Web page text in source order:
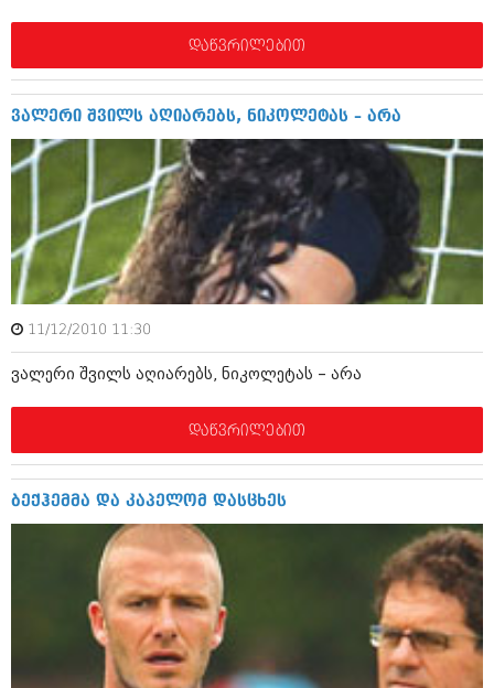
აგვისტო 2016 (258)
ივნისი 2016 (221)
მაისი 2016 (261)
აპრილი 2016 (215)
მარტი 2016 (200)
თებერვალი 2016 (250)
იანვარი 2016 (206)
დეკემბერი 2015 (207)
ნოემბერი 2015 (264)
ოქტომბერი 2015 (204)
სექტემბერი 2015 (215)
ივლისი 2015 (173)
მაისი 2015 (194)
აპრილი 2015 (208)
მარტი 2015 (365)
თებერვალი 2015 (286)
დეკემბერი 2014 (342)
ოქტომბერი 2014 (292)
სექტემბერი 2014 (394)
აგვისტო 2014 (248)
ივლისი 2014 (313)
ივნისი 2014 (366)
მაისი 2014 (313)
აპრილი 2014 (290)
დაწვრილებით
ვალერი შვილს აღიარებს, ნიკოლეტას – არა
11/12/2010 11:30
ვალერი შვილს აღიარებს, ნიკოლეტას – არა
დაწვრილებით
ბექჰემმა და კაპელომ დასცხეს